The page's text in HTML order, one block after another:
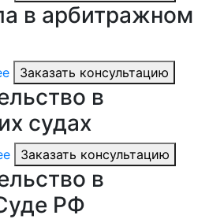
в арбитражном
Заказать консультацию
в
судах
Заказать консультацию
в
РФ